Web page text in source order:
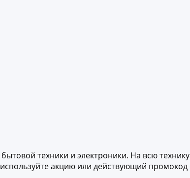
техники и электроники. На всю
акцию или действующий